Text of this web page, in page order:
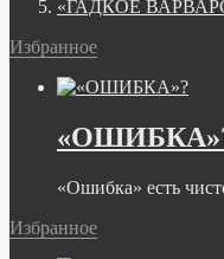
«ГАДКОЕ
Избранное
«Ошибка» есть
Избранное